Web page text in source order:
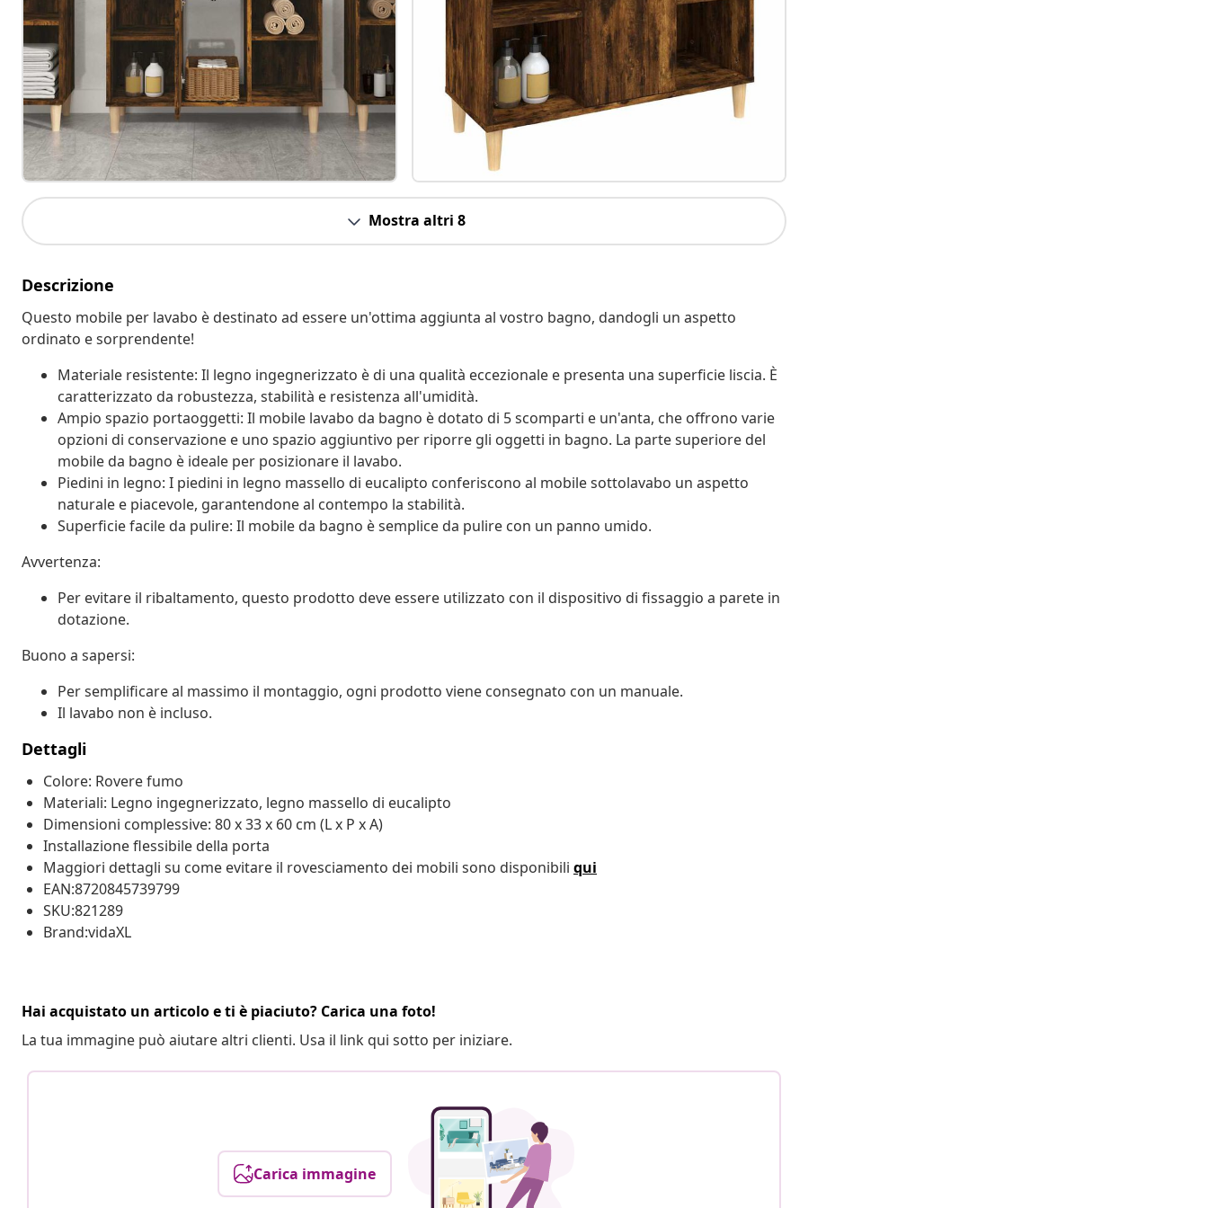
Mostra altri 8
Descrizione
Questo mobile per lavabo è destinato ad essere un'ottima aggiunta al vostro bagno, dandogli un aspetto
ordinato e sorprendente!
Materiale resistente: Il legno ingegnerizzato è di una qualità eccezionale e presenta una superficie liscia. È
caratterizzato da robustezza, stabilità e resistenza all'umidità.
Ampio spazio portaoggetti: Il mobile lavabo da bagno è dotato di 5 scomparti e un'anta, che offrono varie
opzioni di conservazione e uno spazio aggiuntivo per riporre gli oggetti in bagno. La parte superiore del
mobile da bagno è ideale per posizionare il lavabo.
Piedini in legno: I piedini in legno massello di eucalipto conferiscono al mobile sottolavabo un aspetto
naturale e piacevole, garantendone al contempo la stabilità.
Superficie facile da pulire: Il mobile da bagno è semplice da pulire con un panno umido.
Avvertenza:
Per evitare il ribaltamento, questo prodotto deve essere utilizzato con il dispositivo di fissaggio a parete in
dotazione.
Buono a sapersi:
Per semplificare al massimo il montaggio, ogni prodotto viene consegnato con un manuale.
Il lavabo non è incluso.
Dettagli
Colore: Rovere fumo
Materiali: Legno ingegnerizzato, legno massello di eucalipto
Dimensioni complessive: 80 x 33 x 60 cm (L x P x A)
Installazione flessibile della porta
Maggiori dettagli su come evitare il rovesciamento dei mobili sono disponibili qui
EAN:8720845739799
SKU:821289
Brand:vidaXL
Hai acquistato un articolo e ti è piaciuto? Carica una foto!
La tua immagine può aiutare altri clienti. Usa il link qui sotto per iniziare.
Carica immagine